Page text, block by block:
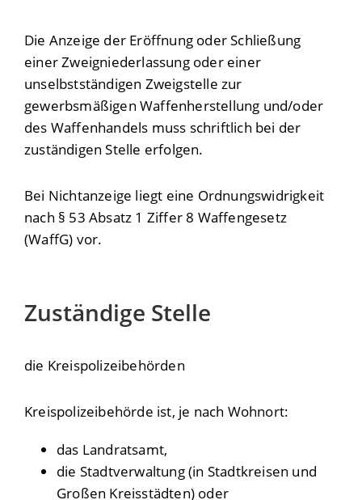
Die Anzeige der Eröffnung oder Schließung
einer Zweigniederlassung oder einer
unselbstständigen Zweigstelle zur
gewerbsmäßigen Waffenherstellung und/oder
des Waffenhandels muss schriftlich bei der
zuständigen Stelle erfolgen.
Bei Nichtanzeige liegt eine Ordnungswidrigkeit
nach § 53 Absatz 1 Ziffer 8 Waffengesetz
(WaffG) vor.
Zuständige Stelle
die Kreispolizeibehörden
Kreispolizeibehörde ist, je nach Wohnort:
das Landratsamt,
die Stadtverwaltung (in Stadtkreisen und
Großen Kreisstädten) oder